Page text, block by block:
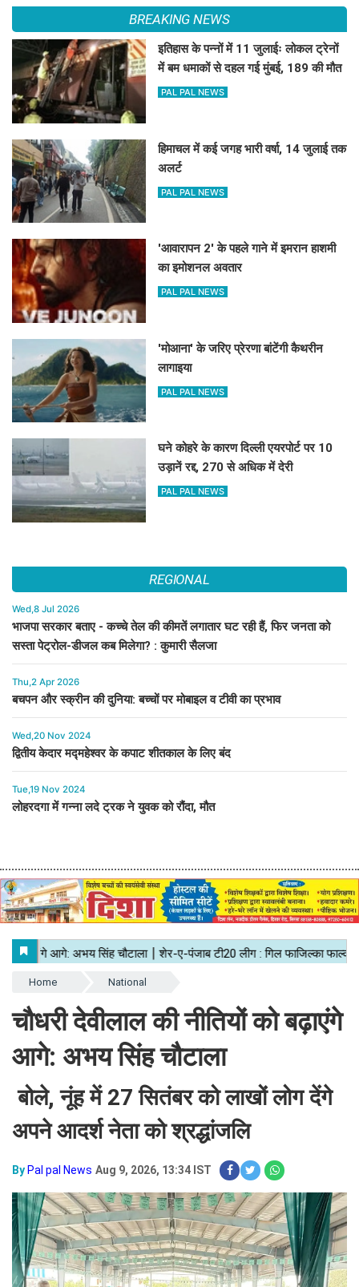
BREAKING NEWS
इतिहास के पन्नों में 11 जुलाईः लोकल ट्रेनों
में बम धमाकों से दहल गई मुंबई, 189 की मौत
PAL PAL NEWS
हिमाचल में कई जगह भारी वर्षा, 14 जुलाई तक
अलर्ट
PAL PAL NEWS
'आवारापन 2' के पहले गाने में इमरान हाशमी
का इमोशनल अवतार
PAL PAL NEWS
'मोआना' के जरिए प्रेरणा बांटेंगी कैथरीन
लागाइया
PAL PAL NEWS
घने कोहरे के कारण दिल्ली एयरपोर्ट पर 10
उड़ानें रद्द, 270 से अधिक में देरी
PAL PAL NEWS
REGIONAL
Wed,8 Jul 2026
भाजपा सरकार बताए - कच्चे तेल की कीमतें लगातार घट रही हैं, फिर जनता को
सस्ता पेट्रोल-डीजल कब मिलेगा? : कुमारी सैलजा
Thu,2 Apr 2026
बचपन और स्क्रीन की दुनिया: बच्चों पर मोबाइल व टीवी का प्रभाव
Wed,20 Nov 2024
द्वितीय केदार मद्महेश्वर के कपाट शीतकाल के लिए बंद
Tue,19 Nov 2024
लोहरदगा में गन्ना लदे ट्रक ने युवक को रौंदा, मौत
Home National
चौधरी देवीलाल की नीतियों को बढ़ाएंगे
आगे: अभय सिंह चौटाला
बोले, नूंह में 27 सितंबर को लाखों लोग देंगे
अपने आदर्श नेता को श्रद्धांजलि
By Pal pal News Aug 9, 2026, 13:34 IST